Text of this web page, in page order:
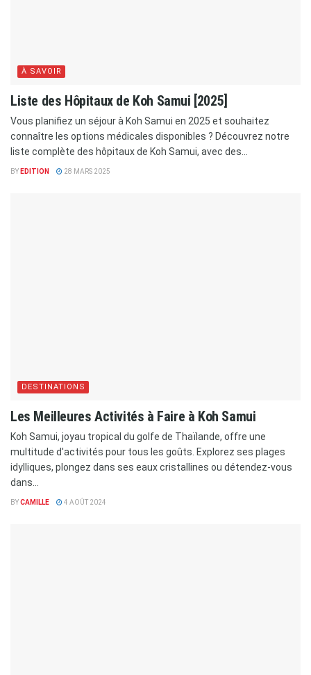
À SAVOIR
Liste des Hôpitaux de Koh Samui [2025]
Vous planifiez un séjour à Koh Samui en 2025 et souhaitez
connaître les options médicales disponibles ? Découvrez notre
liste complète des hôpitaux de Koh Samui, avec des...
BY EDITION 28 MARS 2025
DESTINATIONS
Les Meilleures Activités à Faire à Koh Samui
Koh Samui, joyau tropical du golfe de Thaïlande, offre une
multitude d'activités pour tous les goûts. Explorez ses plages
idylliques, plongez dans ses eaux cristallines ou détendez-vous
dans...
BYCAMILLE 4 AOÛT 2024